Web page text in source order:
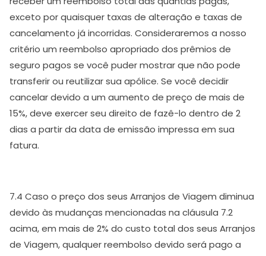
exceto por quaisquer taxas de alteração e taxas de
cancelamento já incorridas. Consideraremos a nosso
critério um reembolso apropriado dos prêmios de
seguro pagos se você puder mostrar que não pode
transferir ou reutilizar sua apólice. Se você decidir
cancelar devido a um aumento de preço de mais de
15%, deve exercer seu direito de fazê-lo dentro de 2
dias a partir da data de emissão impressa em sua
fatura.
7.4 Caso o preço dos seus Arranjos de Viagem diminua
devido às mudanças mencionadas na cláusula 7.2
acima, em mais de 2% do custo total dos seus Arranjos
de Viagem, qualquer reembolso devido será pago a